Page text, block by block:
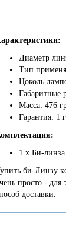
Диаметр
Тип
Цоколь
Габаритные
Масса: 476
Гарантия: 1
1 х Би-
би-Линзу
просто - для
доставки.